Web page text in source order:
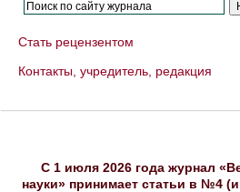
Стать рецензентом
Контакты, учредитель, редакция
C 1 июля 2026 года журнал
науки» принимает статьи в №4